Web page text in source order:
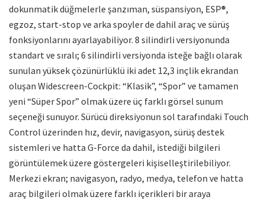
dokunmatik düğmelerle şanzıman, süspansiyon, ESP®,
egzoz, start-stop ve arka spoyler de dahil araç ve sürüş
fonksiyonlarını ayarlayabiliyor. 8 silindirli versiyonunda
standart ve sıralı; 6 silindirli versiyonda isteğe bağlı olarak
sunulan yüksek çözünürlüklü iki adet 12,3 inçlik ekrandan
oluşan Widescreen-Cockpit: “Klasik”, “Spor” ve tamamen
yeni “Süper Spor” olmak üzere üç farklı görsel sunum
seçeneği sunuyor. Sürücü direksiyonun sol tarafındaki Touch
Control üzerinden hız, devir, navigasyon, sürüş destek
sistemleri ve hatta G-Force da dahil, istediği bilgileri
görüntülemek üzere göstergeleri kişiselleştirilebiliyor.
Merkezi ekran; navigasyon, radyo, medya, telefon ve hatta
araç bilgileri olmak üzere farklı içerikleri bir araya